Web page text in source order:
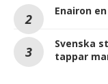
Enairon
Svenska
tappar